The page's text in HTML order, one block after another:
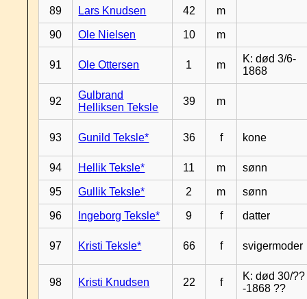
89 Lars Knudsen 42 m
90 Ole Nielsen 10 m
91 Ole Ottersen 1 m
K: død 3/6-
1868
92
Gulbrand
Helliksen Teksle
39 m
93 Gunild Teksle* 36 f kone
94 Hellik Teksle* 11 m sønn
95 Gullik Teksle* 2 m sønn
96 Ingeborg Teksle* 9 f datter
97 Kristi Teksle* 66 f svigermoder
98 Kristi Knudsen 22 f
K: død 30/??
-1868 ??